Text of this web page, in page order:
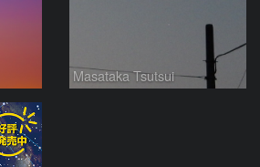
Masataka Tsutsui